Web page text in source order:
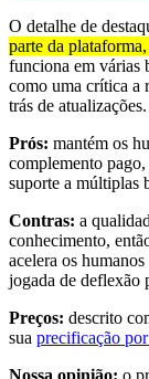
O detalhe de
parte da
funciona em várias
como uma crítica a
trás de atualizações.
Prós: mantém os
complemento
suporte a múltiplas
Contras: a
conhecimento,
acelera os
jogada de deflexão
Preços: descrito
sua precificação